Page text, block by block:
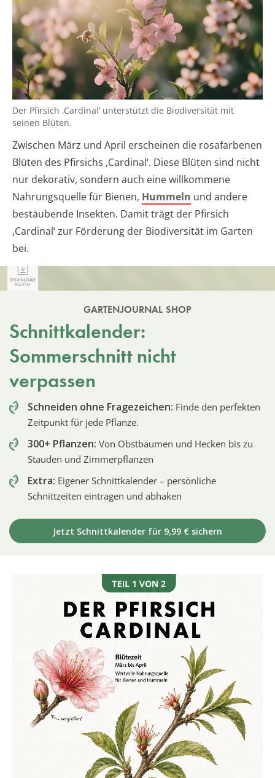
Der Pfirsich ‚Cardinal‘ unterstützt die Biodiversität mit
seinen Blüten.
Zwischen März und April erscheinen die rosafarbenen
Blüten des Pfirsichs ‚Cardinal‘. Diese Blüten sind nicht
nur dekorativ, sondern auch eine willkommene
Nahrungsquelle für Bienen, Hummeln und andere
bestäubende Insekten. Damit trägt der Pfirsich
‚Cardinal‘ zur Förderung der Biodiversität im Garten
bei.
GARTENJOURNAL SHOP
Schnittkalender:
Sommerschnitt nicht
verpassen
Schneiden ohne Fragezeichen: Finde den perfekten
Zeitpunkt für jede Pflanze.
300+ Pflanzen: Von Obstbäumen und Hecken bis zu
Stauden und Zimmerpflanzen
Extra: Eigener Schnittkalender – persönliche
Schnittzeiten eintragen und abhaken
Jetzt Schnittkalender für 9,99 € sichern